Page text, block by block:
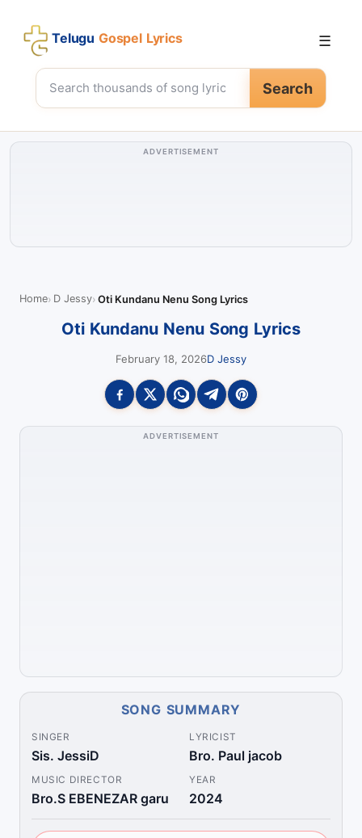
Telugu Gospel Lyrics
Search
☰
ADVERTISEMENT
Home D Jessy Oti Kundanu Nenu Song Lyrics
Oti Kundanu Nenu Song Lyrics
February 18, 2026D Jessy
ADVERTISEMENT
SONG SUMMARY
SINGER
Sis. JessiD
LYRICIST
Bro. Paul jacob
MUSIC DIRECTOR
Bro.S EBENEZAR garu
YEAR
2024